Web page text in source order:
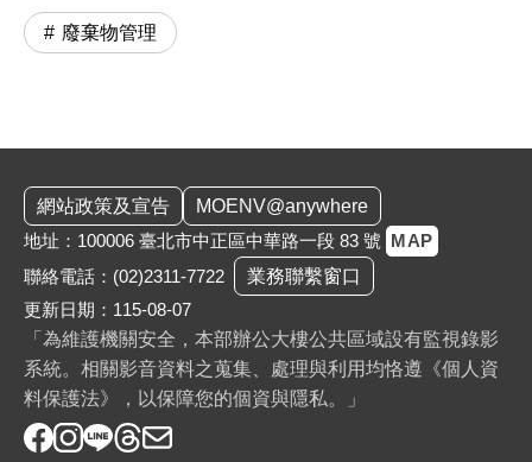
廢棄物管理
網站政策及宣告
MOENV@anywhere
地址：100006 臺北市中正區中華路一段 83 號 MAP
聯絡電話： (02)2311-7722
業務聯繫窗口
更新日期：115-08-07
「為維護機關安全，本部辦公大樓公共區域設有監視錄影
系統。相關影音資料之蒐集、處理與利用均恪遵《個人資
料保護法》，以保障您的個資與隱私。」